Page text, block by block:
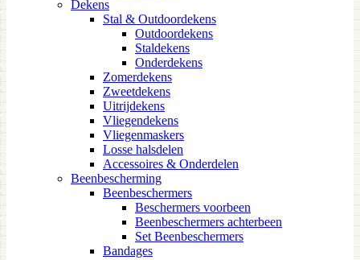
Dekens
Stal & Outdoordekens
Outdoordekens
Staldekens
Onderdekens
Zomerdekens
Zweetdekens
Uitrijdekens
Vliegendekens
Vliegenmaskers
Losse halsdelen
Accessoires & Onderdelen
Beenbescherming
Beenbeschermers
Beschermers voorbeen
Beenbeschermers achterbeen
Set Beenbeschermers
Bandages